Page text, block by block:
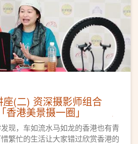
(二) 资深摄影师组合
香港美景摄一圈」
现，车如流水马如龙的香港也有青
繁忙的生活让大家错过欣赏香港的